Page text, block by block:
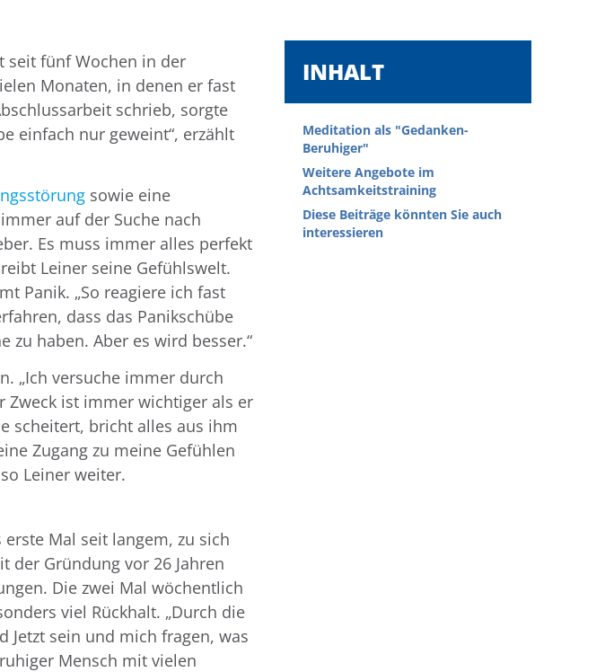
seit fünf Wochen in der
Monaten, in denen er fast
schrieb, sorgte
einfach nur geweint“, erzählt
sowie eine
auf der Suche nach
Es muss immer alles perfekt
Leiner seine Gefühlswelt.
Panik. „So reagiere ich fast
dass das Panikschübe
haben. Aber es wird besser.“
„Ich versuche immer durch
Zweck ist immer wichtiger als er
scheitert, bricht alles aus ihm
Zugang zu meine Gefühlen
Leiner weiter.
Mal seit langem, zu sich
der Gründung vor 26 Jahren
Die zwei Mal wöchentlich
viel Rückhalt. „Durch die
sein und mich fragen, was
Mensch mit vielen
INHALT
Meditation als "Gedanken-
Beruhiger"
Weitere Angebote im
Achtsamkeitstraining
Diese Beiträge könnten Sie auch
interessieren